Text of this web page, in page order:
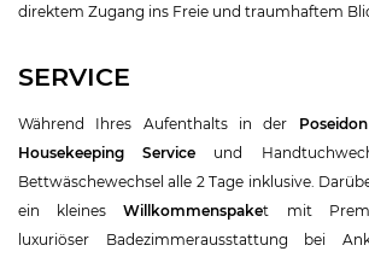
direktem Zugang ins Freie und traumhaftem
SERVICE
Während Ihres Aufenthalts in der
Housekeeping Service und
Bettwäschewechsel alle 2 Tage inklusive.
ein kleinesWillkommenspaket mit
luxuriöser Badezimmerausstattung bei